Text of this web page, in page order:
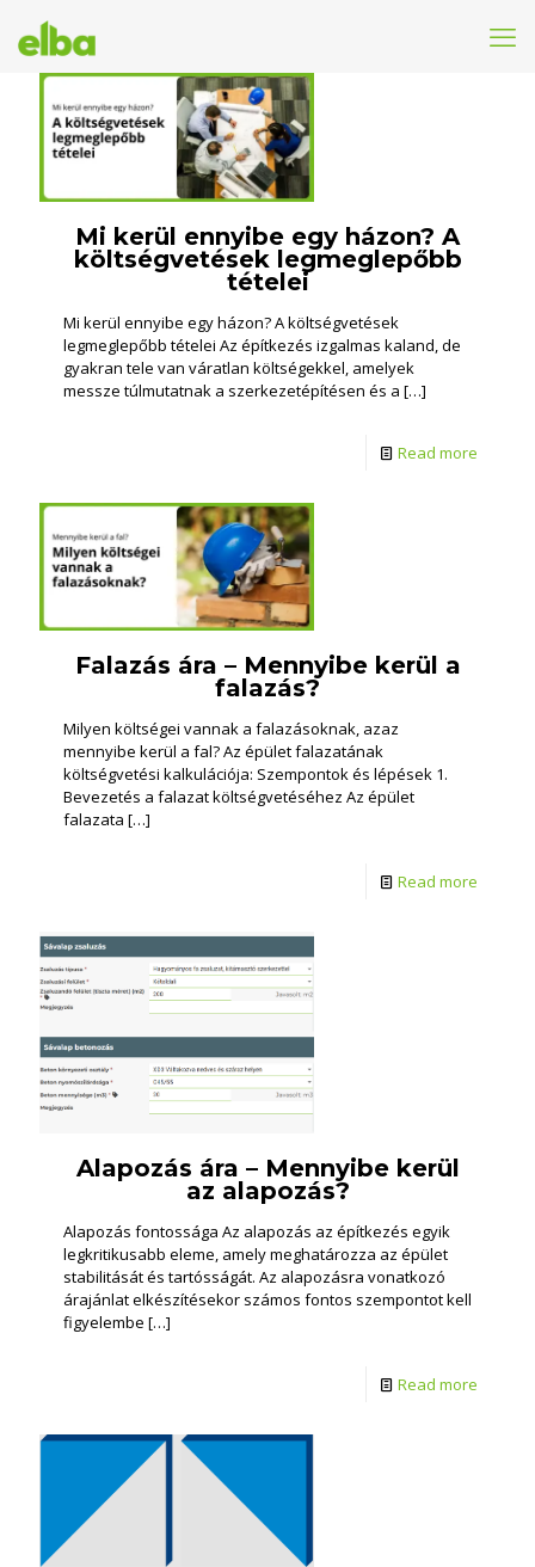
Mi kerül ennyibe egy házon? A
költségvetések legmeglepőbb
tételei
Mi kerül ennyibe egy házon? A költségvetések
legmeglepőbb tételei Az építkezés izgalmas kaland, de
gyakran tele van váratlan költségekkel, amelyek
messze túlmutatnak a szerkezetépítésen és a […]
Read more
Falazás ára – Mennyibe kerül a
falazás?
Milyen költségei vannak a falazásoknak, azaz
mennyibe kerül a fal? Az épület falazatának
költségvetési kalkulációja: Szempontok és lépések 1.
Bevezetés a falazat költségvetéséhez Az épület
falazata […]
Read more
Alapozás ára – Mennyibe kerül
az alapozás?
Alapozás fontossága Az alapozás az építkezés egyik
legkritikusabb eleme, amely meghatározza az épület
stabilitását és tartósságát. Az alapozásra vonatkozó
árajánlat elkészítésekor számos fontos szempontot kell
figyelembe […]
Read more